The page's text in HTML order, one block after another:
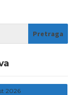
2026